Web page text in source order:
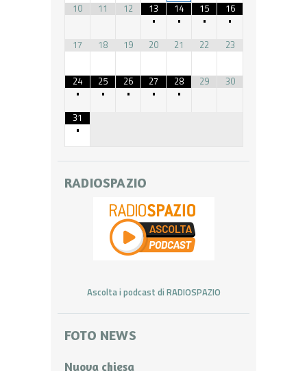
10 11 12
13
•
14
•
15
•
16
•
17
18 19 20 21 22 23
24
•
25
•
26
•
27
•
28
•
29 30
31
•
RADIOSPAZIO
Ascolta i podcast di RADIOSPAZIO
FOTO NEWS
Nuova chiesa